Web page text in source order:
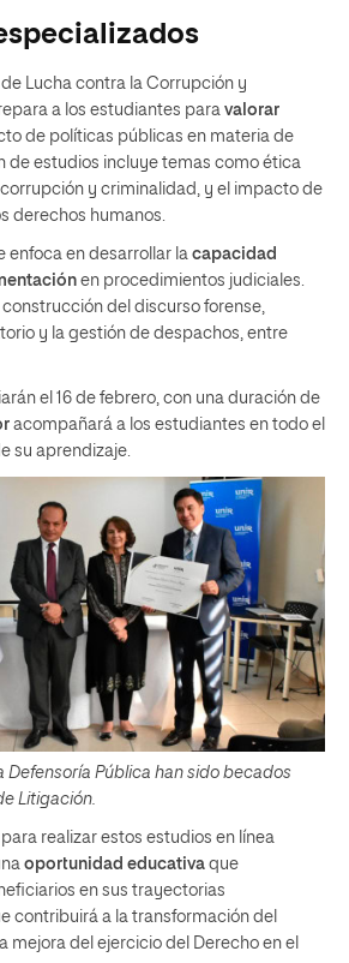
de Lucha contra la Corrupción y
a los estudiantes para valorar
de políticas públicas en materia de
de estudios incluye temas como ética
y criminalidad, y el impacto de
derechos humanos.
enfoca en desarrollar la capacidad
en procedimientos judiciales.
construcción del discurso forense,
y la gestión de despachos, entre
el 16 de febrero, con una duración de
acompañará a los estudiantes en todo el
su aprendizaje.
Defensoría Pública han sido becados
Litigación.
realizar estos estudios en línea
oportunidad educativa que
en sus trayectorias
contribuirá a la transformación del
mejora del ejercicio del Derecho en el